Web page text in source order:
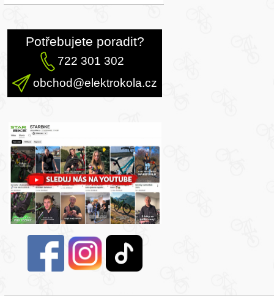
Potřebujete poradit?
722 301 302
obchod@elektrokola.cz